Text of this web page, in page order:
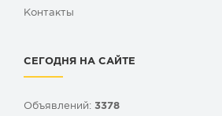
Контакты
СЕГОДНЯ НА САЙТЕ
Объявлений: 3378